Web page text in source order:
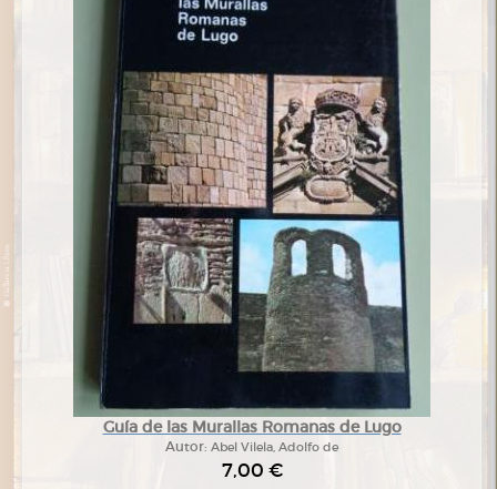
Guía de las Murallas Romanas de Lugo
Autor: Abel Vilela, Adolfo de
7,00 €